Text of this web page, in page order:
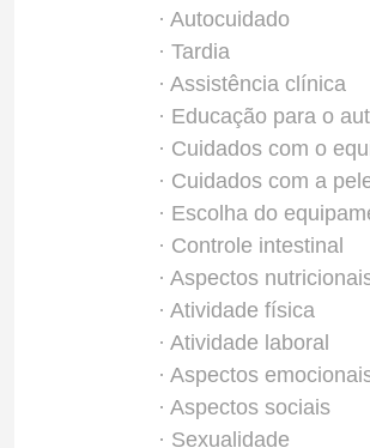
· Autocuidado
· Tardia
· Assistência clínica
· Educação para o
· Cuidados com o
· Cuidados com a
· Escolha do
· Controle intestinal
· Aspectos
· Atividade física
· Atividade laboral
· Aspectos
· Aspectos sociais
· Sexualidade